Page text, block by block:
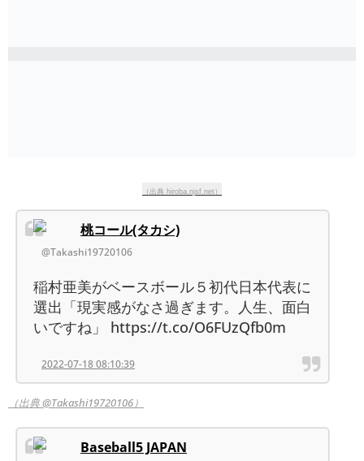
（出典 hiroba.njsf.net）
桃コール(タカシ)
@Takashi19720106
稲村亜美がベースボール５初代日本代表に
選出「現実感がなさ過ぎます。人生、面白
いですね」 https://t.co/O6FUzQfb0m
2022-07-18 08:10:39
（出典 @Takashi19720106）
Baseball5 JAPAN